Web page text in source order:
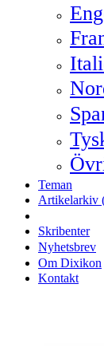
Teman
Artikelarkiv
Skribenter
Nyhetsbrev
Om Dixikon
Kontakt